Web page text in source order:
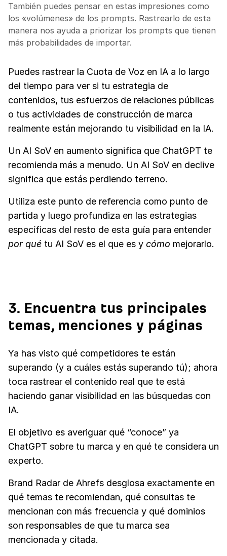
También puedes pensar en estas impresiones como
los «volúmenes» de los prompts. Rastrearlo de esta
manera nos ayuda a priorizar los prompts que tienen
más probabilidades de importar.
Puedes rastrear la Cuota de Voz en IA a lo largo
del tiempo para ver si tu estrategia de
contenidos, tus esfuerzos de relaciones públicas
o tus actividades de construcción de marca
realmente están mejorando tu visibilidad en la IA.
Un AI SoV en aumento significa que ChatGPT te
recomienda más a menudo. Un AI SoV en declive
significa que estás perdiendo terreno.
Utiliza este punto de referencia como punto de
partida y luego profundiza en las estrategias
específicas del resto de esta guía para entender
por qué tu AI SoV es el que es y cómo mejorarlo.
3. Encuentra tus principales
temas, menciones y páginas
Ya has visto qué competidores te están
superando (y a cuáles estás superando tú); ahora
toca rastrear el contenido real que te está
haciendo ganar visibilidad en las búsquedas con
IA.
El objetivo es averiguar qué “conoce” ya
ChatGPT sobre tu marca y en qué te considera un
experto.
Brand Radar de Ahrefs desglosa exactamente en
qué temas te recomiendan, qué consultas te
mencionan con más frecuencia y qué dominios
son responsables de que tu marca sea
mencionada y citada.